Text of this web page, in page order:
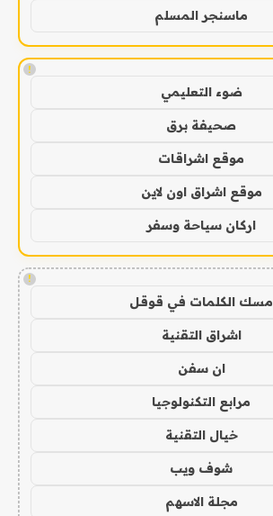
ماسنجر المسلم
!
ضوء التعليمي
صحيفة برق
موقع اشراقات
موقع اشراق اون لاين
اركان سياحة وسفر
!
مسك الكلمات في قوقل
اشراق التقنية
ان سفن
مرابع التكنولوجيا
خيال التقنية
شوف ويب
مجلة الاسهم